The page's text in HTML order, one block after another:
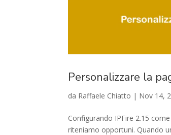
Personalizzare la
da Raffaele Chiatto | Nov 14,
Configurando IPFire 2.15
riteniamo opportuni. Quando